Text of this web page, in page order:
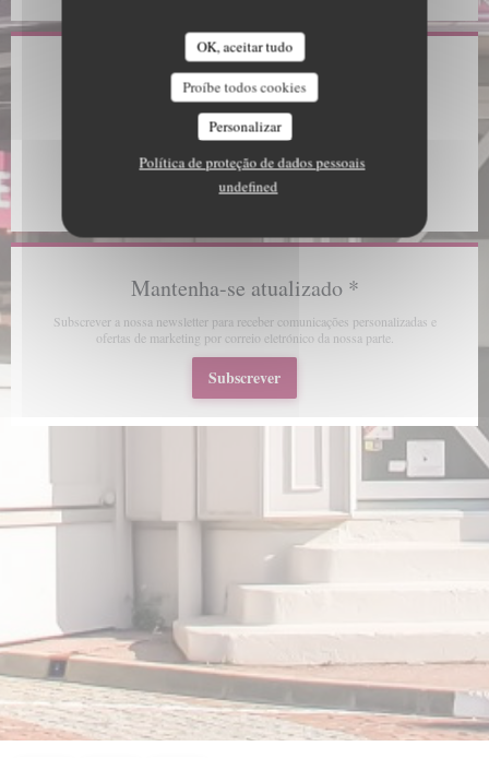
OK, aceitar tudo
Proíbe todos cookies
Personalizar
Política de proteção de dados pessoais
undefined
Local
1 PLACE DU DETROIT 62164 AUDRESSELLES
((abre
Facebook ((abre numa nova janela))
Instagram ((abre numa nova
Mantenha-se atualizado *
Subscrever a nossa newsletter para receber comunicações personalizadas e
ofertas de marketing por correio eletrónico da nossa parte.
Subscrever